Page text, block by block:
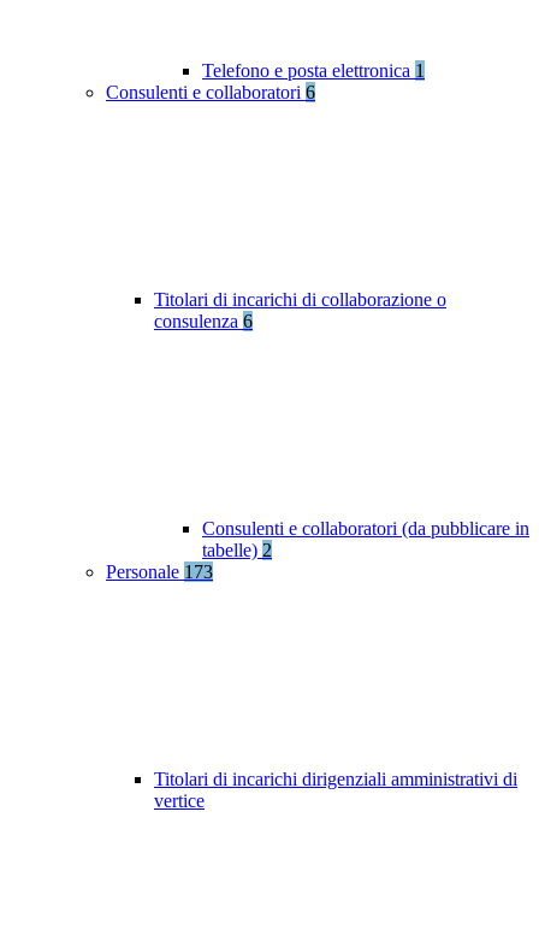
Telefono e posta elettronica 1
Consulenti e collaboratori 6
Titolari di incarichi di collaborazione o
consulenza 6
Consulenti e collaboratori (da pubblicare in
tabelle) 2
Personale 173
Titolari di incarichi dirigenziali amministrativi di
vertice